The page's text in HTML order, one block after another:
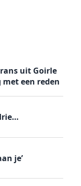
uit Goirle
met een reden
je’